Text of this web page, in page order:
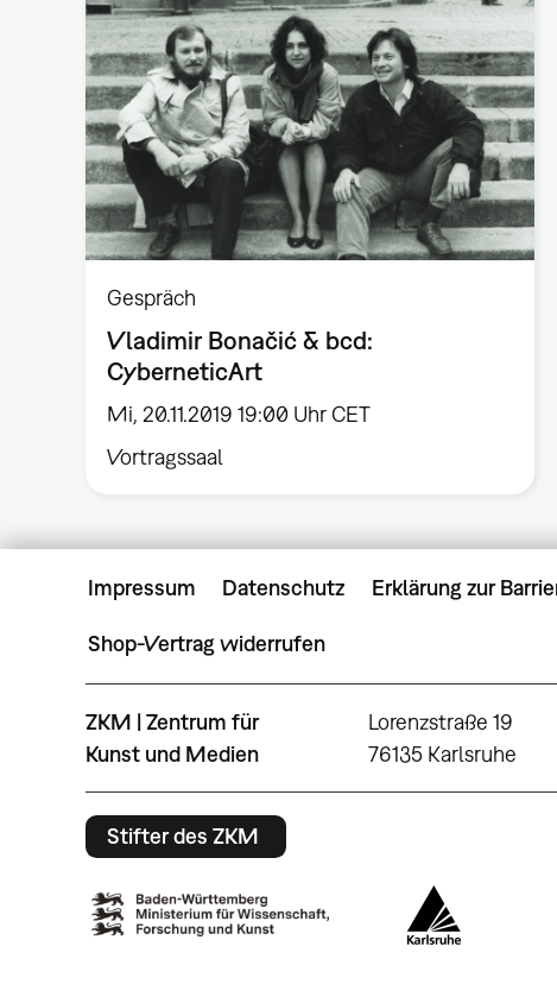
Gespräch
Vladimir Bonačić & bcd:
CyberneticArt
Mi, 20.11.2019 19:00 Uhr CET
Vortragssaal
Impressum Datenschutz Erklärung zur
Shop-Vertrag widerrufen
ZKM | Zentrum für
Kunst und Medien
Lorenzstraße 19
76135 Karlsruhe
Stifter des ZKM